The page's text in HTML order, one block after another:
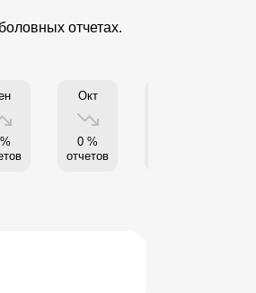
отчетах.
Окт
0 %
отчетов